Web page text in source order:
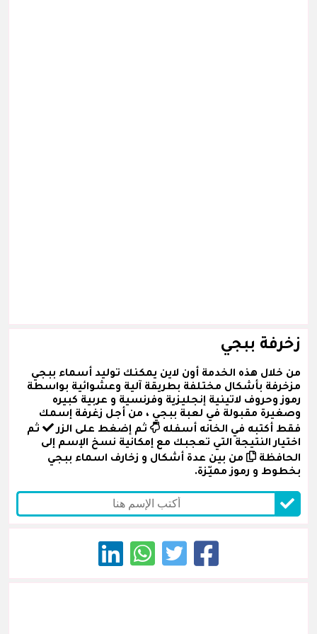
زخرفة ببجي
من خلال هذه الخدمة أون لاين يمكنك توليد أسماء ببجي
مزخرفة بأشكال مختلفة بطريقة آلية وعشوائية بواسطة
رموز وحروف لاتينية إنجليزية وفرنسية و عربية كبيره
وصغيرة مقبولة في لعبة ببجي ، من أجل زغرفة إسمك
فقط أكتبه في الخانه أسفله
ثم إضغط على الزر
ثم
اختيار النتيجة التي تعجبك مع إمكانية نسخ الإسم إلى
الحافظة
من بين عدة أشكال و زخارف اسماء ببجي
بخطوط و رموز مميّزة.